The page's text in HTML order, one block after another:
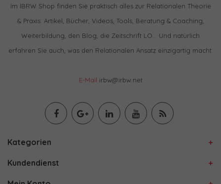
Im IBRW Shop finden Sie praktisch alles zur Relationalen Theorie
& Praxis: Artikel, Bücher, Videos, Tools, Beratung & Coaching,
Weiterbildung, den Blog, die Zeitschrift LO… Und natürlich
erfahren Sie auch, was den Relationalen Ansatz einzigartig macht.
E-Mail irbw@irbw.net
Kategorien
Kundendienst